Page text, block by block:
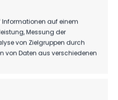
Informationen auf einem
Messung der
von Zielgruppen durch
von Daten aus verschiedenen
ERGEBNIS
Spiele gefunden.